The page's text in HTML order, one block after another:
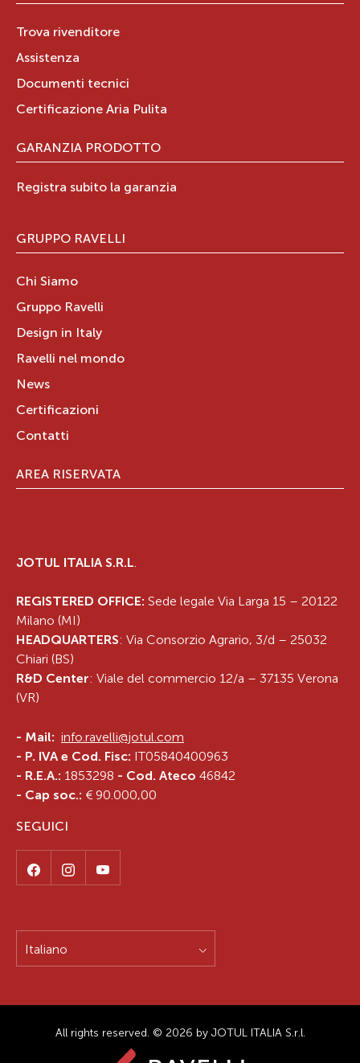
Trova rivenditore
Assistenza
Documenti tecnici
Certificazione Aria Pulita
GARANZIA PRODOTTO
Registra subito la garanzia
GRUPPO RAVELLI
Chi Siamo
Gruppo Ravelli
Design in Italy
Ravelli nel mondo
News
Certificazioni
Contatti
AREA RISERVATA
JOTUL ITALIA S.R.L.
REGISTERED OFFICE: Sede legale Via Larga 15 – 20122
Milano (MI)
HEADQUARTERS: Via Consorzio Agrario, 3/d – 25032
Chiari (BS)
R&D Center: Viale del commercio 12/a – 37135 Verona
(VR)
- Mail: info.ravelli@jotul.com
- P. IVA e Cod. Fisc: IT05840400963
- R.E.A.: 1853298 - Cod. Ateco 46842
- Cap soc.: € 90.000,00
SEGUICI
Italiano
All rights reserved. © 2026 by JOTUL ITALIA S.r.l.